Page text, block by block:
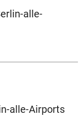
alle-
alle-Airports